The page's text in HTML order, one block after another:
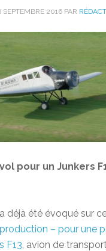
SEPTEMBRE 2016PAR
pour un Junkers
déjà été évoqué sur
– pour une
F13 , avion de